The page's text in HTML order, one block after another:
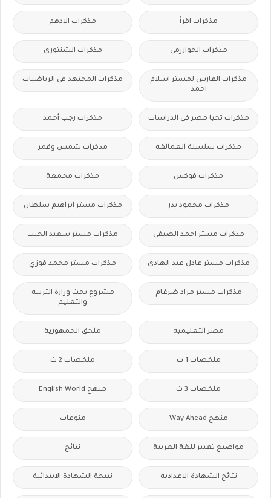
مذكرات اقرأ مذكرات الادهم
مذكرات الخوارزمى مذكرات الشنتورى
مذكرات الفارس لمستر اسلام
احمد
مذكرات المجتهد فى الرياضيات
مذكرات تحيا مصر فى الدراسات مذكرات رجب أحمد
مذكرات سلسلة العمالقة مذكرات شمس وقمر
مذكرات فوكس مذكرات مجمعة
مذكرات محمود بدر مذكرات مستر ابراهيم سلطان
مذكرات مستر احمد الضيفى مذكرات مستر سعيد الحيت
مذكرات مستر عادل عبد الهادى مذكرات مستر محمد فوزي
مذكرات مستر مراد ضرغام
مشروع بحث وزارة التربية
والتعليم
مصر التعليميه ملحق الجمهورية
ملخصات 1 ث ملخصات 2 ث
ملخصات 3 ث منهج English World
منهج Way Ahead منوعات
مواضيع تعبير للغة العربية نتائج
نتائج الشهادة الاعدادية نتيجة الشهادة الابتدائية